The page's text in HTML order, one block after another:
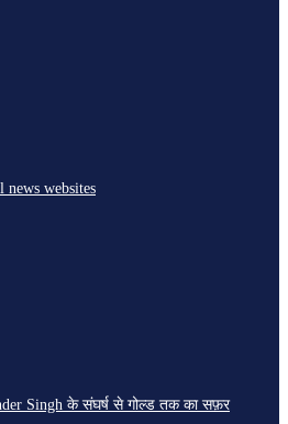
websites
Singh के संघर्ष से गोल्ड तक का सफ़र